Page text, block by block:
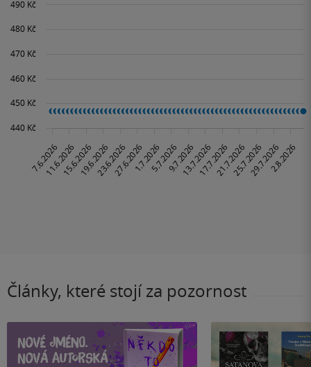
Články, které stojí za pozornost